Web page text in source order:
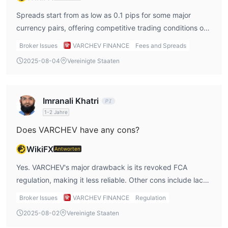
Kontotyp
Trader können ein Demokonto mit einem virtuellen Betrag von
100.000 $ eröffnen. Investoren, die ein echtes Konto online
eine Kopie (gescannt oder mit dem Handy aufgenommen)
einreichen.
Der Prozess der Kontoeröffnung endet damit, dass der Kunde
Gelder per Banküberweisung einzahlt (es gibt keine
Mindesteinzahlung). Nach Bestätigung der Identität des
Kunden sendet Varchev Finance eine Bestätigungs-E-Mail mit
Sicherheitsinformationen und einem Anmeldepasswort.
Aktienhandel ab 5 $ pro Trade und 0,03 $ pro Aktie, und es fällt
Spreads start from as low as 0.1 pips for some major
currency pairs, offering competitive trading conditions on
supported platforms.
Broker Issues VARCHEV FINANCE
Fees and Spreads
2025-08-04
Vereinigte Staaten
Imranali Khatri
1-2 Jahre
Does VARCHEV have any cons?
WikiFXAntworten
Yes. VARCHEV's major drawback is its revoked FCA
regulation, making it less reliable. Other cons include lack
of 24/7 support and limited account types.
Broker Issues VARCHEV FINANCE
Regulation
2025-08-02
Vereinigte Staaten